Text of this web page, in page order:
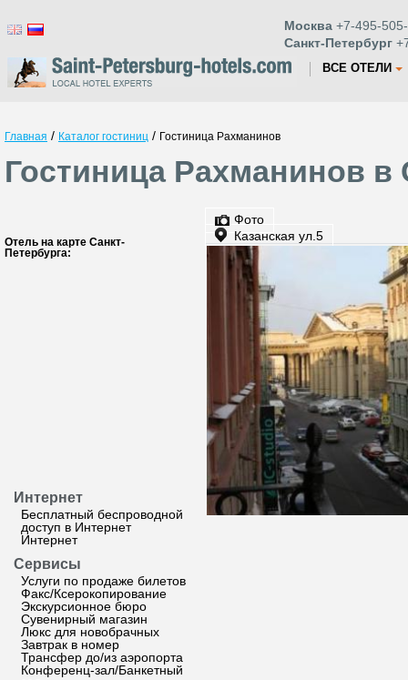
Москва +7-495-
Санкт-Петербург
ВСЕ ОТЕЛИ
Главная / Каталог гостиниц / Гостиница Рахманинов
Гостиница Рахманинов в
Отель на карте Санкт-
Петербурга:
Интернет
Бесплатный беспроводной
доступ в Интернет
Интернет
Сервисы
Услуги по продаже билетов
Факс/Ксерокопирование
Экскурсионное бюро
Сувенирный магазин
Люкс для новобрачных
Завтрак в номер
Трансфер до/из аэропорта
Конференц-зал/Банкетный
Фото
Казанская ул.5